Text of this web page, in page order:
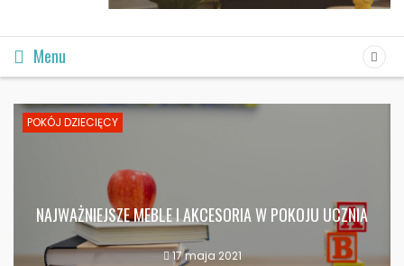
Menu
POKÓJ DZIECIĘCY
NAJWAŻNIEJSZE MEBLE I AKCESORIA W POKOJU UCZNIA
17 maja 2021